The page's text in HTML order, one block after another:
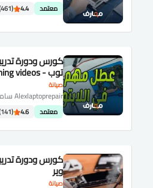
معتمد 4.4
(461)
صيانة
كورس ودورة
توب - laptop repair training videos
Alexlaptoprepair سامح عبدالجواد
معتمد 4.6
(141)
صيانة
كورس ودورة
وير